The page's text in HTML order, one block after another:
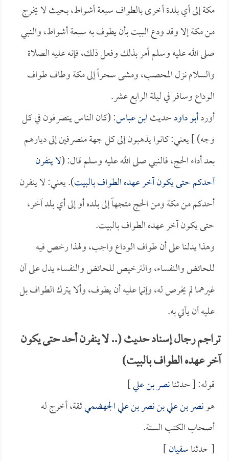
مكة إلى أي بلدة أخرى بالطواف سبعة أشواط، بحيث لا يخرج
من مكة إلا وقد ودع البيت بأن يطوف به سبعة أشواط، والنبي
صلى الله عليه وسلم أمر بذلك وفعل ذلك، فإنه عليه الصلاة
والسلام نزل المحصب، ومشى سحراً إلى مكة وطاف طواف
الوداع وسافر في ليلة الرابع عشر.
أوردأبو داودحديثابن عباس: (كان الناس ينصرفون في كل
وجه) ] يعني: كانوا يذهبون إلى كل جهة منصرفين إلى ديارهم
بعد أداء الحج، فالنبي صلى الله عليه وسلم قال: (لا ينفرن
أحدكم حتى يكون آخر عهده الطواف بالبيت). يعني: لا ينفرن
أحدكم من مكة ومن الحج متجهاً إلى بلده أو إلى أي بلد آخر،
حتى يكون آخر عهده الطواف بالبيت.
وهذا يدلنا على أن طواف الوداع واجب، ولهذا رخص فيه
للحائض والنفساء، والترخيص للحائض والنفساء يدل على أن
غيرهما لم يخرص له، وإنما عليه أن يطوف، وألا يترك الطواف بل
عليه أن يأتي به.
تراجم رجال إسناد حديث (.. لا ينفرن أحد حتى يكون
آخر عهده الطواف بالبيت)
قوله: [ حدثنانصر بن علي]
هونصر بن علي بن نصر بن علي الجهضميثقة، أخرج له
أصحاب الكتب الستة.
[ حدثناسفيان]